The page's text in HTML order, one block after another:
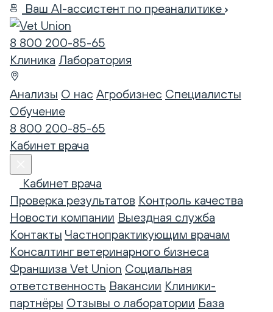
Ваш AI-ассистент по преаналитике
8 800 200-85-65
Клиника Лаборатория
Анализы О нас Агробизнес Специалисты
Обучение
8 800 200-85-65
Кабинет врача
Кабинет врача
Проверка результатов Контроль качества
Новости компании Выездная служба
Контакты Частнопрактикующим врачам
Консалтинг ветеринарного бизнеса
Франшиза Vet Union Социальная
ответственность Вакансии Клиники-
партнёры Отзывы о лаборатории База